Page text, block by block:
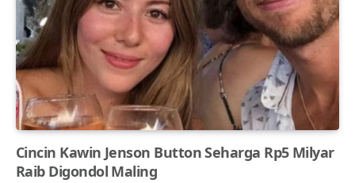
Cincin Kawin Jenson Button Seharga Rp5 Milyar
Raib Digondol Maling